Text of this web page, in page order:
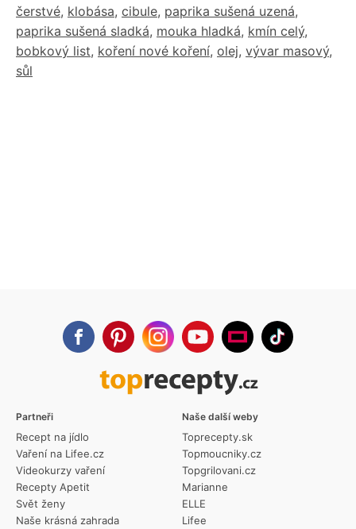
čerstvé, klobása, cibule, paprika sušená uzená,
paprika sušená sladká, mouka hladká, kmín celý,
bobkový list, koření nové koření, olej, vývar masový,
sůl
Partneři
Recept na jídlo
Vaření na Lifee.cz
Videokurzy vaření
Recepty Apetit
Svět ženy
Naše krásná zahrada
Naše další weby
Toprecepty.sk
Topmoucniky.cz
Topgrilovani.cz
Marianne
ELLE
Lifee